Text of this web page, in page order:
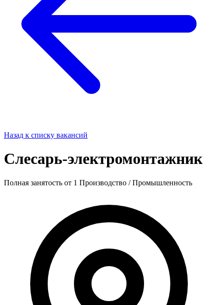
Назад к списку вакансий
Слесарь-электромонтажник
Полная занятость от 1 Производство / Промышленность